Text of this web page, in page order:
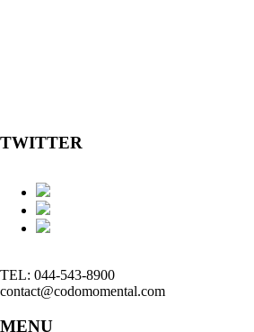
TWITTER
TEL: 044-543-8900
contact@codomomental.com
MENU